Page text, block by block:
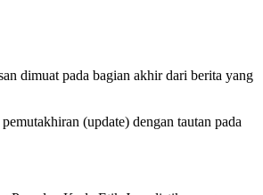
dimuat pada bagian akhir dari berita yang
(update) dengan tautan pada